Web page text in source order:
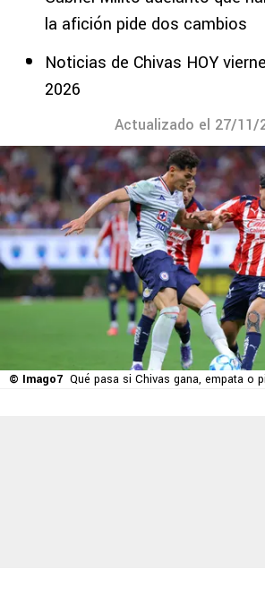
la afición pide dos cambios
Noticias de Chivas HOY
2026
Actualizado el 27/11/
© Imago7 Qué pasa si Chivas gana, empata o